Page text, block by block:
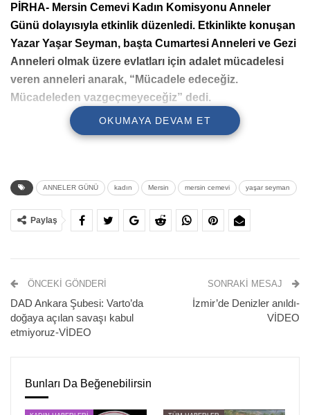
PİRHA- Mersin Cemevi Kadın Komisyonu Anneler
Günü dolayısıyla etkinlik düzenledi. Etkinlikte konuşan
Yazar Yaşar Seyman, başta Cumartesi Anneleri ve Gezi
Anneleri olmak üzere evlatları için adalet mücadelesi
veren anneleri anarak, “Mücadele edeceğiz.
Mücadeleden vazgeçmeyeceğiz” dedi.
Mersin Cemevi Kadın Komisyonu, Anneler Günü
vesilesiyle etkinlik düzenledi. Etkinliğe Yazar Yaşar
Seyman’ın yanı sıra komisyon üyeleri, sivil toplum
konuşmasını yapan Mersin Cemevi Kadın Komisyon Üyesi
Aysel Kılavuz, “Yaşamda doğumdan ölüme kadar hiç
OKUMAYA DEVAM ET
ANNELER GÜNÜ kadın Mersin mersin cemevi yaşar seyman
Paylaş
ÖNCEKI GÖNDERI
DAD Ankara Şubesi: Varto’da
doğaya açılan savaşı kabul
etmiyoruz-VİDEO
SONRAKI MESAJ
İzmir’de Denizler anıldı-
VİDEO
Bunları Da Beğenebilirsin